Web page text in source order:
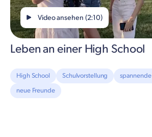
Video ansehen (2:10)
Leben an einer High School
High School Schulvorstellung
spannende
neue Freunde